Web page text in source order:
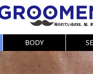
BODY